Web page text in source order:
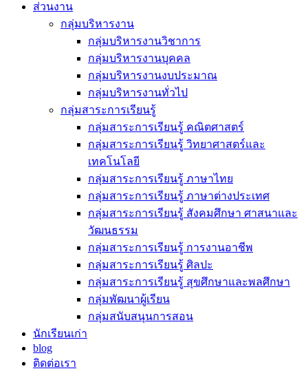
ส่วนงาน
กลุ่มบริหารงาน
กลุ่มบริหารงานวิชาการ
กลุ่มบริหารงานบุคคล
กลุ่มบริหารงานงบประมาณ
กลุ่มบริหารงานทั่วไป
กลุ่มสาระการเรียนรู้
กลุ่มสาระการเรียนรู้ คณิตศาสตร์
กลุ่มสาระการเรียนรู้ วิทยาศาสตร์และ
เทคโนโลยี
กลุ่มสาระการเรียนรู้ ภาษาไทย
กลุ่มสาระการเรียนรู้ ภาษาต่างประเทศ
กลุ่มสาระการเรียนรู้ สังคมศึกษา ศาสนาและ
วัฒนธรรม
กลุ่มสาระการเรียนรู้ การงานอาชีพ
กลุ่มสาระการเรียนรู้ ศิลปะ
กลุ่มสาระการเรียนรู้ สุขศึกษาและพลศึกษา
กลุ่มพัฒนาผู้เรียน
กลุ่มสนับสนุนการสอน
นักเรียนเก่า
blog
ติดต่อเรา